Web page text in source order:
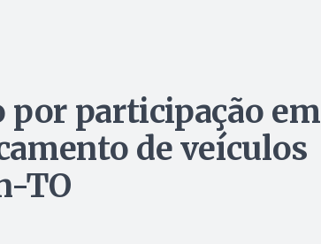
por participação em
de veículos
TO